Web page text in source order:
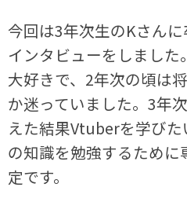
今回は3年次生のKさん
インタビューをしまし
大好きで、2年次の頃は
か迷っていました。3年
えた結果Vtuberを学び
の知識を勉強するため
定です。